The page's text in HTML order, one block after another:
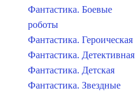
Фантастика. Боевые
роботы
Фантастика. Героическая
Фантастика. Детективная
Фантастика. Детская
Фантастика. Звездные